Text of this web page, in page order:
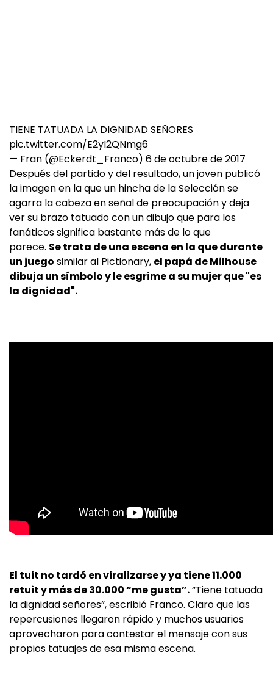
TIENE TATUADA LA DIGNIDAD SEÑORES
pic.twitter.com/E2yI2QNmg6
— Fran (@Eckerdt_Franco) 6 de octubre de 2017
Después del partido y del resultado, un joven publicó
la imagen en la que un hincha de la Selección se
agarra la cabeza en señal de preocupación y deja
ver su brazo tatuado con un dibujo que para los
fanáticos significa bastante más de lo que
parece. Se trata de una escena en la que durante
un juego similar al Pictionary, el papá de Milhouse
dibuja un símbolo y le esgrime a su mujer que "es
la dignidad".
El tuit no tardó en viralizarse y ya tiene 11.000
retuit y más de 30.000 “me gusta”.“Tiene tatuada
la dignidad señores”, escribió Franco. Claro que las
repercusiones llegaron rápido y muchos usuarios
aprovecharon para contestar el mensaje con sus
propios tatuajes de esa misma escena.